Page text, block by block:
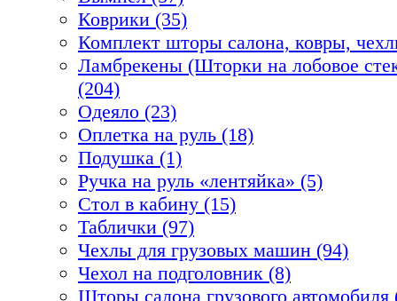
Коврики (35)
Комплект шторы салона, ковры,
Ламбрекены (Шторки на лобовое
(204)
Одеяло (23)
Оплетка на руль (18)
Подушка (1)
Ручка на руль «лентяйка» (5)
Стол в кабину (15)
Таблички (97)
Чехлы для грузовых машин (94)
Чехол на подголовник (8)
Шторы салона грузового автомобиля